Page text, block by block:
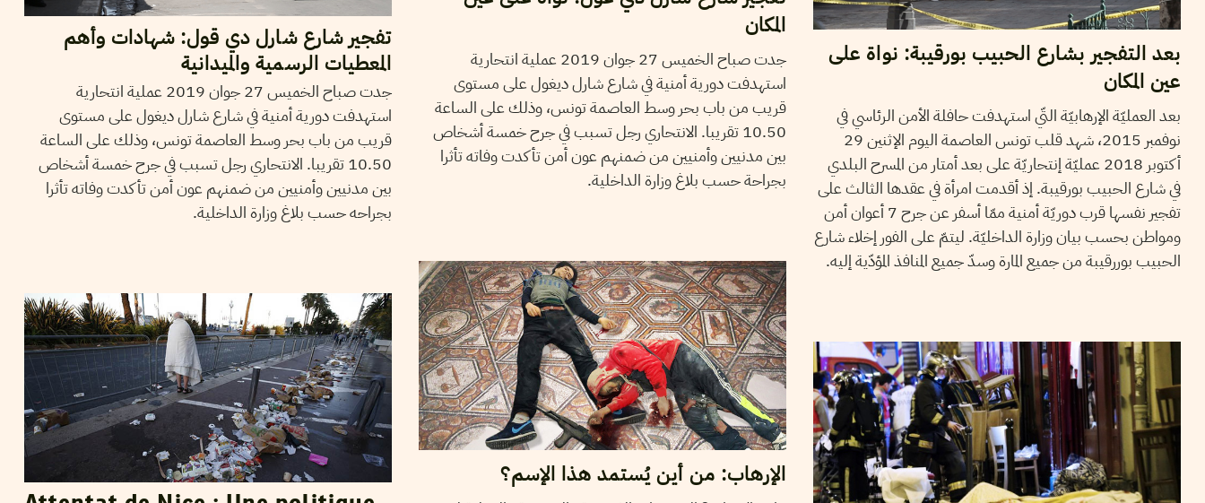
المكان
جدت صباح الخميس 27 جوان 2019 عملية انتحارية
استهدفت دورية أمنية في شارع شارل ديغول على مستوى
قريب من باب بحر وسط العاصمة تونس، وذلك على الساعة
10.50 تقريبا. الانتحاري رجل تسبب في جرح خمسة أشخاص
بين مدنيين وأمنيين من ضمنهم عون أمن تأكدت وفاته تأثرا
بجراحة حسب بلاغ وزارة الداخلية.
تفجير شارع شارل دي قول: شهادات وأهم
المعطيات الرسمية والميدانية
جدت صباح الخميس 27 جوان 2019 عملية انتحارية
استهدفت دورية أمنية في شارع شارل ديغول على مستوى
قريب من باب بحر وسط العاصمة تونس، وذلك على الساعة
10.50 تقريبا. الانتحاري رجل تسبب في جرح خمسة أشخاص
بين مدنيين وأمنيين من ضمنهم عون أمن تأكدت وفاته تأثرا
بجراحه حسب بلاغ وزارة الداخلية.
بعد التفجير بشارع الحبيب بورقيبة: نواة على
عين المكان
بعد العمليّة الإرهابيّة التّي استهدفت حافلة الأمن الرئاسي في
نوفمبر 2015، شهد قلب تونس العاصمة اليوم الإثنين 29
أكتوبر 2018 عمليّة إنتحاريّة على بعد أمتار من المسرح البلدي
في شارع الحبيب بورقيبة. إذ أقدمت امرأة في عقدها الثالث على
تفجير نفسها قرب دوريّة أمنية ممّا أسفر عن جرح 7 أعوان أمن
ومواطن بحسب بيان وزارة الداخليّة. ليتمّ على الفور إخلاء شارع
الحبيب بوررقيبة من جميع المارة وسدّ جميع المنافذ المؤدّية إليه.
الإرهاب: من أين يُستمد هذا الإسم؟